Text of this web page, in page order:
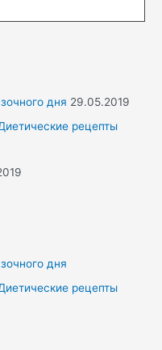
дня 29.05.2019
рецепты
дня
рецепты